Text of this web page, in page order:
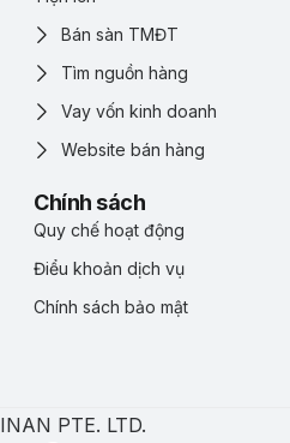
Bán sàn TMĐT
Tìm nguồn hàng
Vay vốn kinh doanh
Website bán hàng
Chính sách
Quy chế hoạt động
Điểu khoản dịch vụ
Chính sách bảo mật
PTE. LTD.